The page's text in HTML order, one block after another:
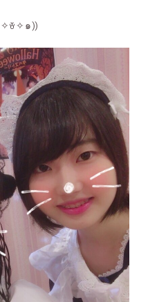
✧ꈊ✧๑))